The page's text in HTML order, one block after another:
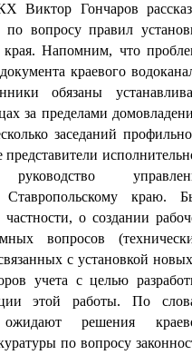
Виктор Гончаров
вопросу правил
Напомним, что
краевого
обязаны
за пределами
заседаний
краю.
о создании
вопросов
с установкой
учета с целью
этой работы. По
решения
по вопросу